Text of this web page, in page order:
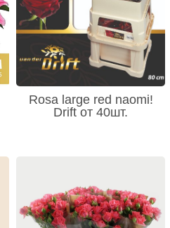
Rosa large red naomi!
Drift от 40шт.